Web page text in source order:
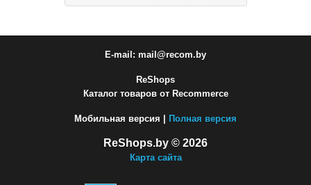
E-mail: mail@recom.by
ReShops
Каталог товаров от Recommerce
Мобильная версия | Полная версия
ReShops.by © 2026
Карта сайта